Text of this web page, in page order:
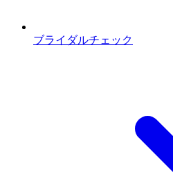
ブライダルチェック